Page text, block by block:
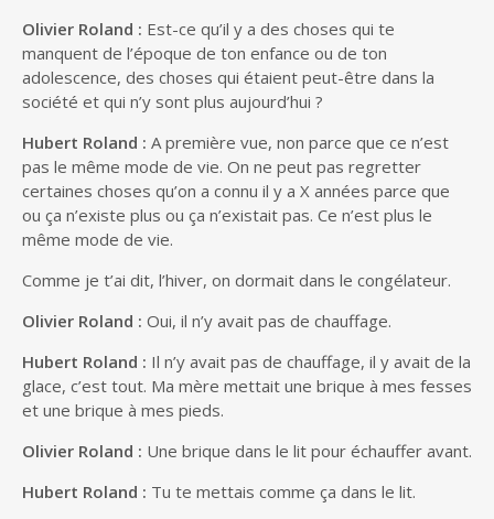
Olivier Roland : Est-ce qu’il y a des choses qui te
manquent de l’époque de ton enfance ou de ton
adolescence, des choses qui étaient peut-être dans la
société et qui n’y sont plus aujourd’hui ?
Hubert Roland : A première vue, non parce que ce n’est
pas le même mode de vie. On ne peut pas regretter
certaines choses qu’on a connu il y a X années parce que
ou ça n’existe plus ou ça n’existait pas. Ce n’est plus le
même mode de vie.
Comme je t’ai dit, l’hiver, on dormait dans le congélateur.
Olivier Roland : Oui, il n’y avait pas de chauffage.
Hubert Roland : Il n’y avait pas de chauffage, il y avait de la
glace, c’est tout. Ma mère mettait une brique à mes fesses
et une brique à mes pieds.
Olivier Roland : Une brique dans le lit pour échauffer avant.
Hubert Roland : Tu te mettais comme ça dans le lit.